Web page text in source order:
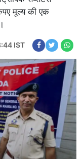
मूल्य की एक
IST